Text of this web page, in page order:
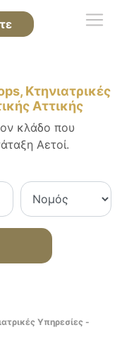
Κτηνιατρικές
Αττικής
κλάδο που
Αετοί.
Υπηρεσίες -